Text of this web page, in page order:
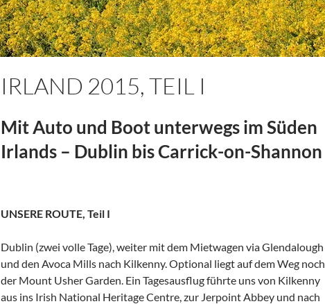
IRLAND 2015, TEIL I
Mit Auto und Boot unterwegs im Süden
Irlands – Dublin bis Carrick-on-Shannon
UNSERE ROUTE, Teil I
Dublin (zwei volle Tage), weiter mit dem Mietwagen via Glendalough
und den Avoca Mills nach Kilkenny. Optional liegt auf dem Weg noch
der Mount Usher Garden. Ein Tagesausflug führte uns von Kilkenny
aus ins Irish National Heritage Centre, zur Jerpoint Abbey und nach